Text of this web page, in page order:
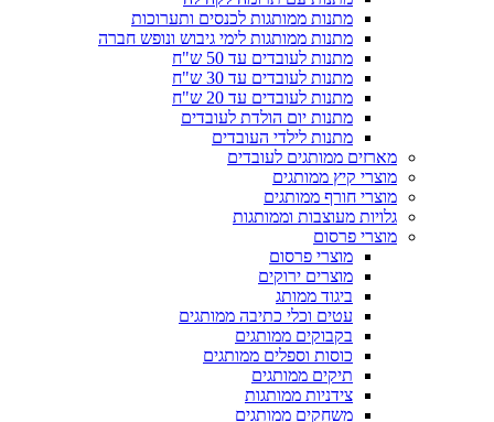
מתנות ממותגות לכנסים ותערוכות
מתנות ממותגות לימי גיבוש ונופש חברה
מתנות לעובדים עד 50 ש"ח
מתנות לעובדים עד 30 ש"ח
מתנות לעובדים עד 20 ש"ח
מתנות יום הולדת לעובדים
מתנות לילדי העובדים
מארזים ממותגים לעובדים
מוצרי קיץ ממותגים
מוצרי חורף ממותגים
גלויות מעוצבות וממותגות
מוצרי פרסום
מוצרי פרסום
מוצרים ירוקים
ביגוד ממותג
עטים וכלי כתיבה ממותגים
בקבוקים ממותגים
כוסות וספלים ממותגים
תיקים ממותגים
צידניות ממותגות
משחקים ממותגים